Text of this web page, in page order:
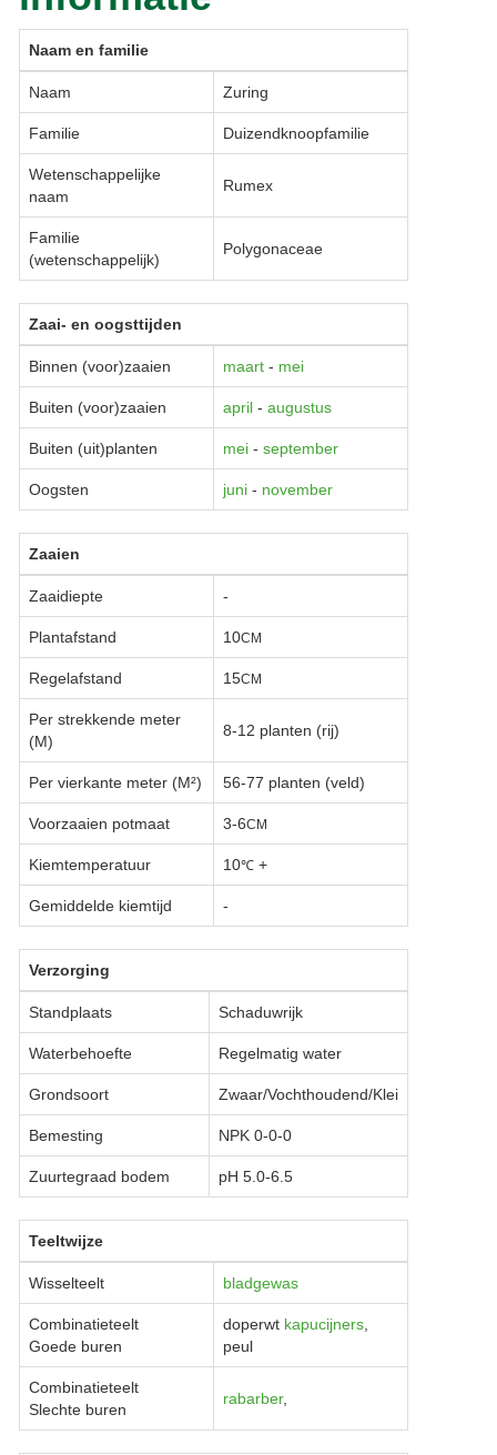
Naam en familie
Naam Zuring
Familie Duizendknoopfamilie
Wetenschappelijke
naam
Rumex
Familie
(wetenschappelijk)
Polygonaceae
Zaai- en oogsttijden
Binnen (voor)zaaien maart - mei
Buiten (voor)zaaien april -augustus
Buiten (uit)planten mei -september
Oogsten juni - november
Zaaien
Zaaidiepte -
Plantafstand 10CM
Regelafstand 15CM
Per strekkende meter
(M)
8-12 planten (rij)
Per vierkante meter (M²) 56-77 planten (veld)
Voorzaaien potmaat 3-6CM
Kiemtemperatuur 10℃ +
Gemiddelde kiemtijd -
Verzorging
Standplaats Schaduwrijk
Waterbehoefte Regelmatig water
Grondsoort Zwaar/Vochthoudend/Klei
Bemesting NPK 0-0-0
Zuurtegraad bodem pH 5.0-6.5
Teeltwijze
Wisselteelt bladgewas
Combinatieteelt
Goede buren
doperwt kapucijners,
peul
Combinatieteelt
Slechte buren
rabarber,